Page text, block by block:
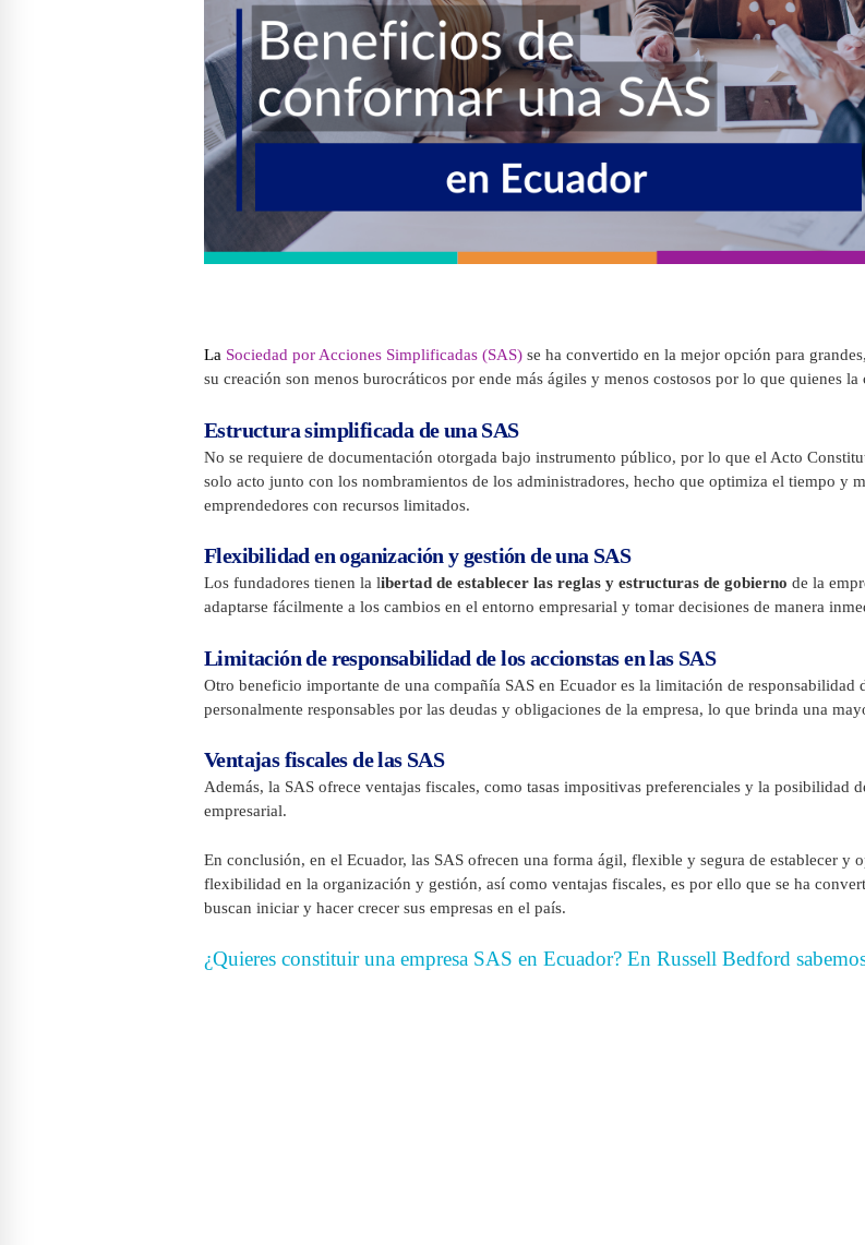
La Sociedad por Acciones Simplificadas (SAS) se ha convertido en la mejor opción para
su creación son menos burocráticos por ende más ágiles y menos costosos por lo que quienes
Estructura simplificada de una SAS
No se requiere de documentación otorgada bajo instrumento público, por lo que el Acto
solo acto junto con los nombramientos de los administradores, hecho que optimiza el tiempo y
emprendedores con recursos limitados.
Flexibilidad en oganización y gestión de una SAS
Los fundadores tienen la libertad de establecer las reglas y estructuras de gobierno de la
adaptarse fácilmente a los cambios en el entorno empresarial y tomar decisiones de manera
Limitación de responsabilidad de los accionstas en las SAS
Otro beneficio importante de una compañía SAS en Ecuador es la limitación de responsabilidad
personalmente responsables por las deudas y obligaciones de la empresa, lo que brinda una
Ventajas fiscales de las SAS
Además, la SAS ofrece ventajas fiscales, como tasas impositivas preferenciales y la posibilidad
empresarial.
En conclusión, en el Ecuador, las SAS ofrecen una forma ágil, flexible y segura de establecer y
flexibilidad en la organización y gestión, así como ventajas fiscales, es por ello que se ha
buscan iniciar y hacer crecer sus empresas en el país.
¿Quieres constituir una empresa SAS en Ecuador? En Russell Bedford